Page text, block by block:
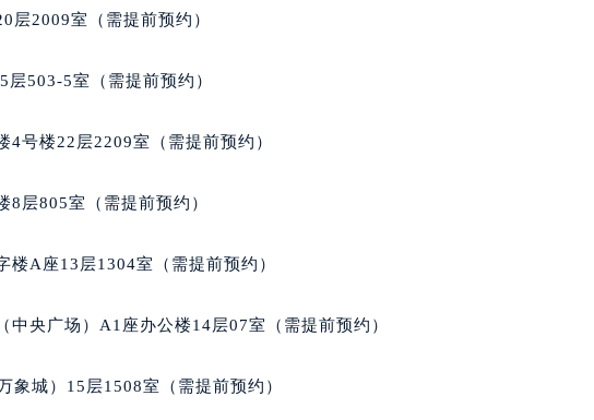
售后服务中心（需提前预约）
法穆兰售后服务中心（需提前预约）
兰售后服务中心（需提前预约）
售后服务中心（需提前预约）
售后服务中心（需提前预约）
售后服务中心（需提前预约）
兰售后服务中心（需提前预约）
层2009室（需提前预约）
503-5室（需提前预约）
号楼22层2209室（需提前预约）
层805室（需提前预约）
A座13层1304室（需提前预约）
央广场）A1座办公楼14层07室（需提前预约）
象城）15层1508室（需提前预约）